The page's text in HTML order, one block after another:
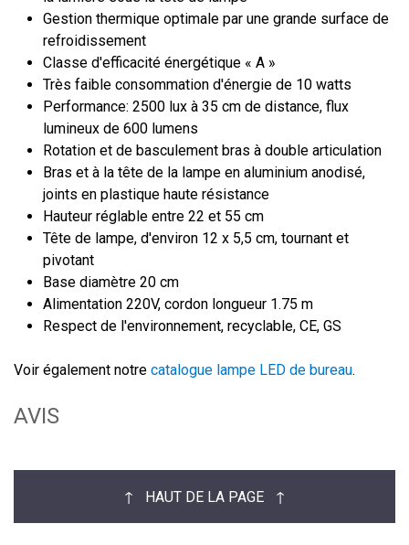
Gestion thermique optimale par une grande surface de
refroidissement
Classe d'efficacité énergétique « A »
Très faible consommation d'énergie de 10 watts
Performance: 2500 lux à 35 cm de distance, flux
lumineux de 600 lumens
Rotation et de basculement bras à double articulation
Bras et à la tête de la lampe en aluminium anodisé,
joints en plastique haute résistance
Hauteur réglable entre 22 et 55 cm
Tête de lampe, d'environ 12 x 5,5 cm, tournant et
pivotant
Base diamètre 20 cm
Alimentation 220V, cordon longueur 1.75 m
Respect de l'environnement, recyclable, CE, GS
Voir également notre catalogue lampe LED de bureau.
AVIS
↑ HAUT DE LA PAGE ↑